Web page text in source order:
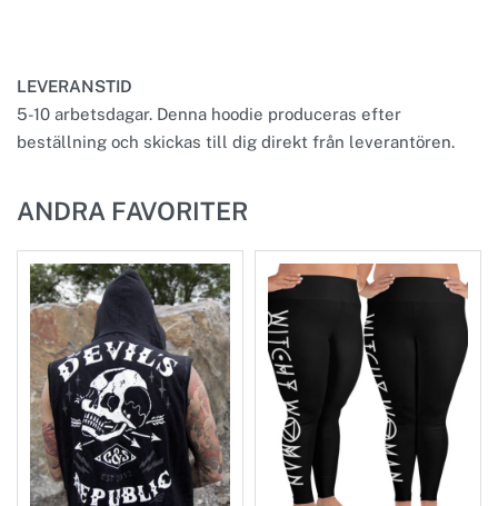
LEVERANSTID
5-10 arbetsdagar. Denna hoodie produceras efter
beställning och skickas till dig direkt från leverantören.
ANDRA FAVORITER